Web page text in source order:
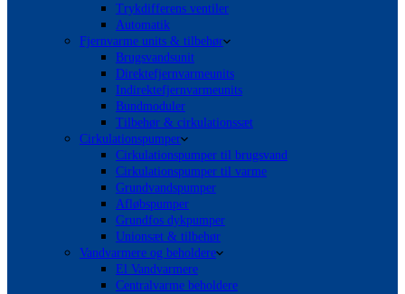
Trykdifferens ventiler
Automatik
Fjernvarme units & tilbehør
Brugsvandsunit
Direktefjernvarmeunits
Indirektefjernvarmeunits
Bundmoduler
Tilbehør & cirkulationssæt
Cirkulationspumper
Cirkulationspumper til brugsvand
Cirkulationspumper til varme
Grundvandspumper
Afløbspumper
Grundfos dykpumper
Unionsæt & tilbehør
Vandvarmere og beholdere
El Vandvarmere
Centralvarme beholdere